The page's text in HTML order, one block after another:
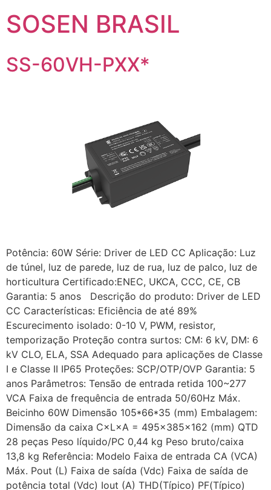
SOSEN BRASIL
SS-60VH-PXX*
Potência: 60W Série: Driver de LED CC Aplicação: Luz
de túnel, luz de parede, luz de rua, luz de palco, luz de
horticultura Certificado:ENEC, UKCA, CCC, CE, CB
Garantia: 5 anos Descrição do produto: Driver de LED
CC Características: Eficiência de até 89%
Escurecimento isolado: 0-10 V, PWM, resistor,
temporização Proteção contra surtos: CM: 6 kV, DM: 6
kV CLO, ELA, SSA Adequado para aplicações de Classe
I e Classe II IP65 Proteções: SCP/OTP/OVP Garantia: 5
anos Parâmetros: Tensão de entrada retida 100~277
VCA Faixa de frequência de entrada 50/60Hz Máx.
Beicinho 60W Dimensão 105*66*35 (mm) Embalagem:
Dimensão da caixa C×L×A = 495×385×162 (mm) QTD
28 peças Peso líquido/PC 0,44 kg Peso bruto/caixa
13,8 kg Referência: Modelo Faixa de entrada CA (VCA)
Máx. Pout (L) Faixa de saída (Vdc) Faixa de saída de
potência total (Vdc) Iout (A) THD(Típico) PF(Típico)